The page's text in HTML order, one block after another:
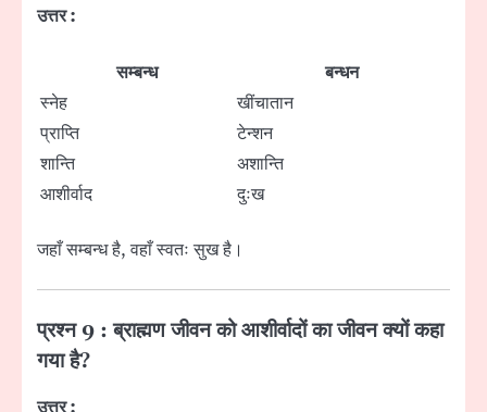
उत्तर :
सम्बन्ध
बन्धन
स्नेह
खींचातान
प्राप्ति
टेन्शन
शान्ति
अशान्ति
आशीर्वाद
दुःख
जहाँ सम्बन्ध है, वहाँ स्वतः सुख है।
प्रश्न 9 : ब्राह्मण जीवन को आशीर्वादों का जीवन क्यों कहा
गया है?